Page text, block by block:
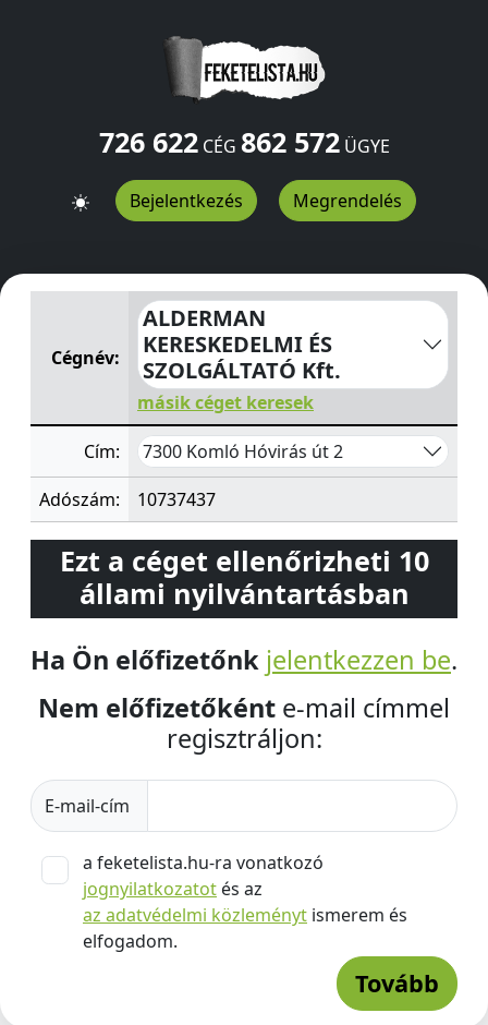
726 622CÉG 862 572ÜGYE
Bejelentkezés Megrendelés
ALDERMAN KERESKEDELMI ÉS SZOLGÁLTATÓ Kft.
Cégnév:
ALDERMAN
KERESKEDELMI ÉS
SZOLGÁLTATÓ Kft.
másik céget keresek
Cím: 7300 Komló Hóvirás út 2
Adószám: 10737437
Ezt a céget ellenőrizheti 10
állami nyilvántartásban
Ha Ön előfizetőnk jelentkezzen be.
Nem előfizetőként e-mail címmel
regisztráljon:
E-mail-cím
a feketelista.hu-ra vonatkozó
jognyilatkozatot és az
az adatvédelmi közleményt ismerem és
elfogadom.
Tovább